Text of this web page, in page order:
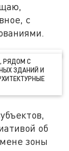
с
РЯДОМ С
ЗДАНИЙ И
об
зоны